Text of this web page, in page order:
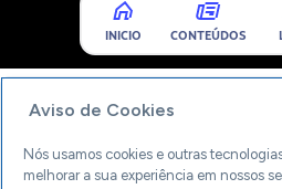
INICIO CONTEÚDOS
Aviso de Cookies
Nós usamos cookies e outras
melhorar a sua experiência em nossos